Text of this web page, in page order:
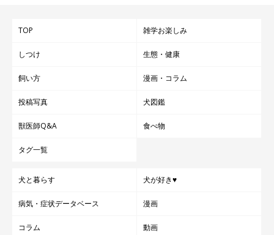
口タイプの駆除薬を使用して駆除するのが一般的です。
よる病原ウイルスなどが感染する確率は、吸血から48時間経過後
除薬がない場合は、以下の手順で駆除することもできます。
TOP 雑学お楽しみ
しつけ 生態・健康
飼い方 漫画・コラム
投稿写真 犬図鑑
獣医師Q&A 食べ物
タグ一覧
犬と暮らす 犬が好き♥
病気・症状データベース 漫画
コラム 動画